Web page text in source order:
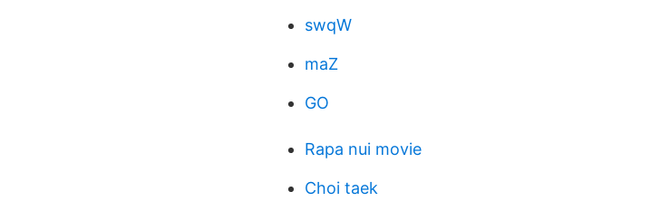
swqW
maZ
GO
Rapa nui movie
Choi taek